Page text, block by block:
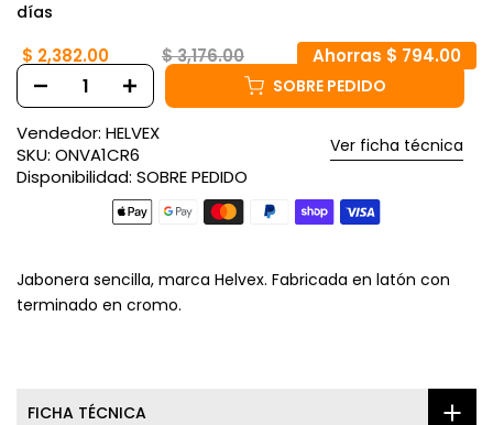
días
$ 2,382.00 $ 3,176.00 Ahorras $ 794.00
SOBRE PEDIDO
Ver ficha técnica
Vendedor: HELVEX
SKU: ONVA1CR6
Disponibilidad: SOBRE PEDIDO
Jabonera sencilla, marca Helvex. Fabricada en latón con
terminado en cromo.
FICHA TÉCNICA